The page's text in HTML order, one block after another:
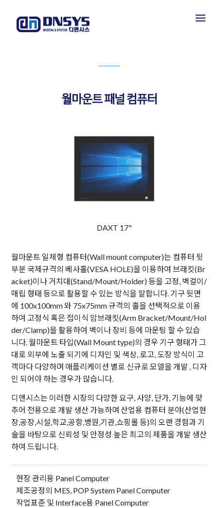
월마운트 패널 컴퓨터
DAXT 17"
월마운트 일체형 컴퓨터(Wall mount computer)는 컴퓨터 뒷
부분 국제규격의 베사홀(VESA HOLE)을 이용하여 브래킷(Br
acket)이나 거치대(Stand/Mount/Holder) 등을 고정, 벽걸이/
매립 형태 등으로 활용할 수 있는 방식을 말합니다. 기구 뒷면
에 100x100mm 와 75x75mm 규격의 홀을 선택적으로 이용
하여 고정식 혹은 접이식 암브래킷(Arm Bracket/Mount/Hol
der/Clamp)을 활용하여 벽이나 장비 등에 마운팅 할 수 있습
니다. 월마운트 타입(Wall Mount type)의 경우 기구 형태가 그
대로 외부에 노출 되기에 디자인 및 색상, 로고, 도장 방식이 고
객마다 다양하며 애플리케이션 별로 신규로 모델을 개발 , 디자
인 되어야 하는 경우가 많습니다.
디앤시스는 이러한 시장의 다양한 요구, 사양, 단가, 기능에 맞
추어 전용으로 개발 생산 가능하며 산업용 컴퓨터 분야(산업현
장,공장,시설,학교,공항,병원,기관,쇼핑몰 등)의 오랜 경험과 기
술을 바탕으로 신뢰성 및 안정성 높은 최고의 제품을 개발 생산
하여 드립니다.
현장 관리용 Panel Computer
제조공정의 MES, POP System Panel Computer
작업표준 및 Interface용 Panel Computer